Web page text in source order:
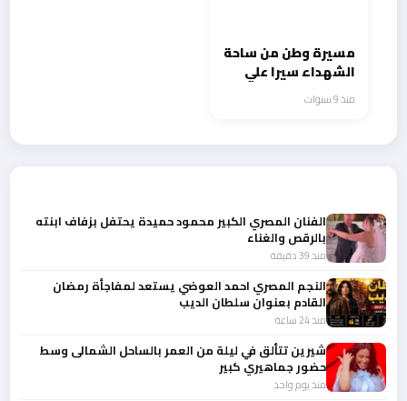
مسيرة وطن من ساحة
الشهداء سيرا علي
الاقدام ودعوة للتقدم
والبناء
منذ 9 سنوات
الفنان المصري الكبير محمود حميدة يحتفل بزفاف ابنته
بالرقص والغناء
منذ 39 دقيقة
النجم المصري احمد العوضي يستعد لمفاجأة رمضان
القادم بعنوان سلطان الديب
منذ 24 ساعة
شيرين تتألق في ليلة من العمر بالساحل الشمالى وسط
حضور جماهيري كبير
منذ يوم واحد